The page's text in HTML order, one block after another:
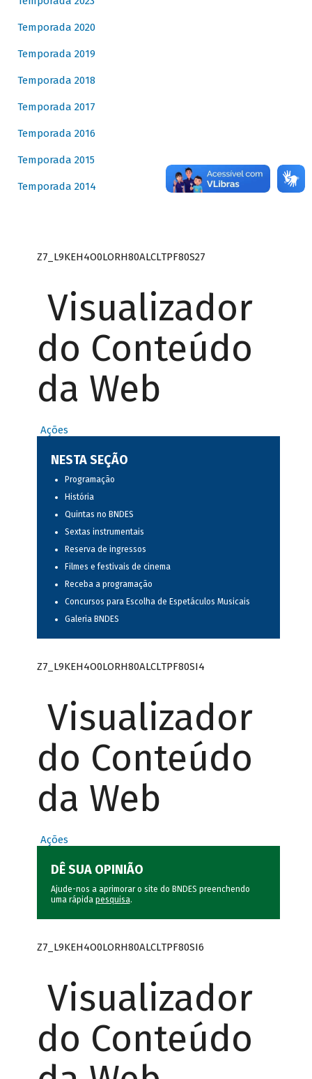
Temporada 2020
Temporada 2019
Temporada 2018
Temporada 2017
Temporada 2016
Temporada 2015
Temporada 2014
Z7_L9KEH4O0LORH80ALCLTPF80S27
Visualizador
do Conteúdo
da Web
Ações
NESTA SEÇÃO
Programação
História
Quintas no BNDES
Sextas instrumentais
Reserva de ingressos
Filmes e festivais de cinema
Receba a programação
Concursos para Escolha de Espetáculos Musicais
Galeria BNDES
Z7_L9KEH4O0LORH80ALCLTPF80SI4
Visualizador
do Conteúdo
da Web
Ações
DÊ SUA OPINIÃO
Ajude-nos a aprimorar o site do BNDES preenchendo
uma rápida pesquisa.
Z7_L9KEH4O0LORH80ALCLTPF80SI6
Visualizador
do Conteúdo